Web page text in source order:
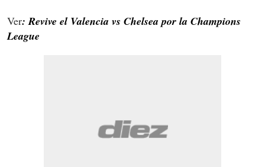
Ver: Revive el Valencia vs Chelsea por la Champions
League